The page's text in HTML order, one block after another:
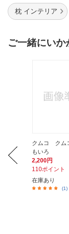
枕 インテリア
ご一緒にいか
クムコ クム
もいろ
2,200円
110ポイント
在庫あり
(1)